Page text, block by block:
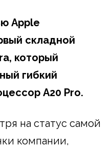
Apple
складной
который
гибкий
A20 Pro.
на статус самой
компании,